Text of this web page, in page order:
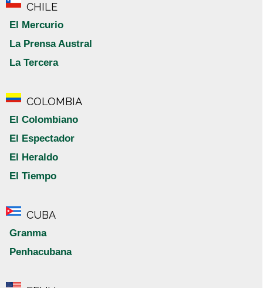
CHILE
El Mercurio
La Prensa Austral
La Tercera
COLOMBIA
El Colombiano
El Espectador
El Heraldo
El Tiempo
CUBA
Granma
Penhacubana